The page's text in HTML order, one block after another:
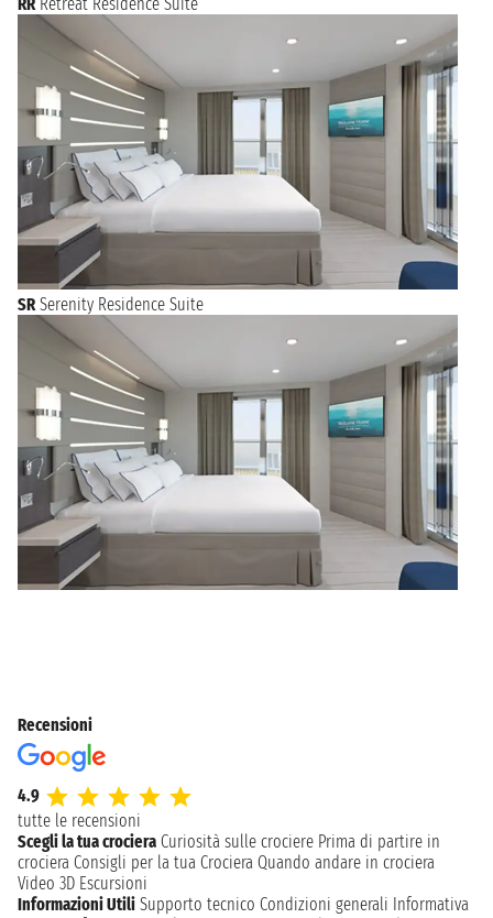
SR Serenity Residence Suite
Recensioni
4.9
tutte le recensioni
Scegli la tua crociera Curiosità sulle crociere Prima di partire in
crociera Consigli per la tua Crociera Quando andare in crociera
Video 3D Escursioni
Informazioni Utili Supporto tecnico Condizioni generali Informativa